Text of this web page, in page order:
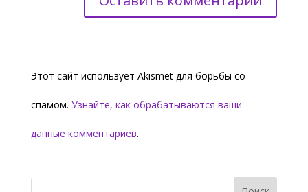
Этот сайт использует Akismet для борьбы со
спамом. Узнайте, как обрабатываются ваши
данные комментариев.